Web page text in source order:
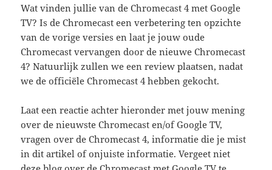
Wat vinden jullie van de Chromecast 4 met Google
TV? Is de Chromecast een verbetering ten opzichte
van de vorige versies en laat je jouw oude
Chromecast vervangen door de nieuwe Chromecast
4? Natuurlijk zullen we een review plaatsen, nadat
we de officiële Chromecast 4 hebben gekocht.
Laat een reactie achter hieronder met jouw mening
over de nieuwste Chromecast en/of Google TV,
vragen over de Chromecast 4, informatie die je mist
in dit artikel of onjuiste informatie. Vergeet niet